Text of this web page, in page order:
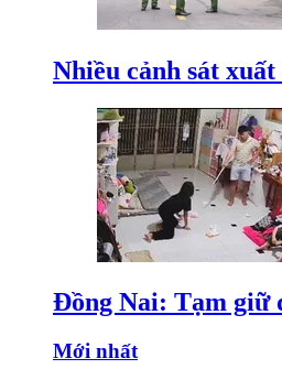
Nhiều cảnh sát
Đồng Nai: Tạm giữ
Mới nhất